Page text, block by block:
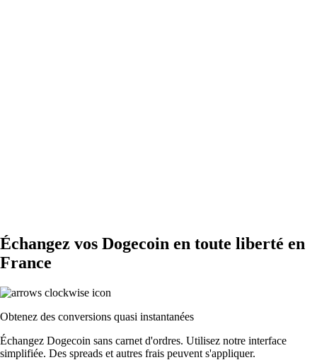
Échangez vos Dogecoin en toute liberté en
France
Obtenez des conversions quasi instantanées
Échangez Dogecoin sans carnet d'ordres. Utilisez notre interface
simplifiée. Des spreads et autres frais peuvent s'appliquer.